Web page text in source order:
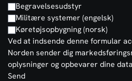
Begravelsesudstyr
Militære systemer (engelsk)
Køretøjsopbygning (norsk)
Ved at indsende denne formular
Norden sender dig
oplysninger og opbevarer dine
Send